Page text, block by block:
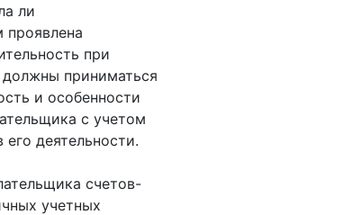
ли
проявлена
при
должны приниматься
и особенности
с учетом
деятельности.
счетов-
учетных